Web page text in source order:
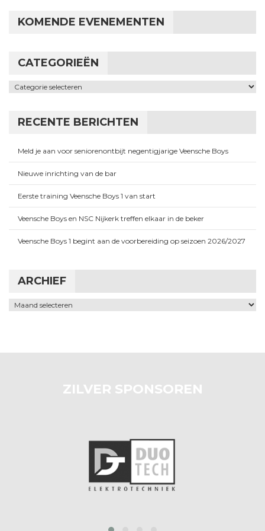
KOMENDE EVENEMENTEN
CATEGORIEËN
Categorieën
RECENTE BERICHTEN
Meld je aan voor seniorenontbijt negentigjarige Veensche Boys
Nieuwe inrichting van de bar
Eerste training Veensche Boys 1 van start
Veensche Boys en NSC Nijkerk treffen elkaar in de beker
Veensche Boys 1 begint aan de voorbereiding op seizoen 2026/2027
ARCHIEF
Archief
ZILVER SPONSOREN